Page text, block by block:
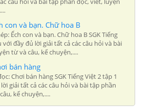
con và bạn. Chữ hoa B
Ếch con và bạn. Chữ hoa B SGK Tiếng
với đầy đủ lời giải tất cả các câu hỏi và bài
từ và câu, kể chuyện,....
bán hàng
Chơi bán hàng SGK Tiếng Việt 2 tập 1
giải tất cả các câu hỏi và bài tập phần
kể chuyện,....